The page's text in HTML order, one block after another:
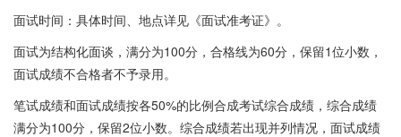
面试时间：具体时间、地点详见《面试准考证》。
面试为结构化面谈，满分为100分，合格线为60分，保留1位小数，
面试成绩不合格者不予录用。
笔试成绩和面试成绩按各50%的比例合成考试综合成绩，综合成绩
满分为100分，保留2位小数。综合成绩若出现并列情况，面试成绩